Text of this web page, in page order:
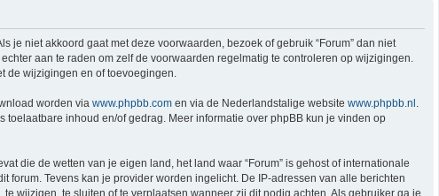
je niet akkoord gaat met deze voorwaarden, bezoek of gebruik “Forum” dan niet
aan te raden om zelf de voorwaarden regelmatig te controleren op wijzigingen.
de wijzigingen en of toevoegingen.
worden via www.phpbb.com en via de Nederlandstalige website www.phpbb.nl
inhoud en/of gedrag. Meer informatie over phpBB kun je vinden op
die de wetten van je eigen land, het land waar “Forum” is gehost of internationale
Tevens kan je provider worden ingelicht. De IP-adressen van alle berichten
wijzigen, te sluiten of te verplaatsen wanneer zij dit nodig achten. Als gebruiker ga je